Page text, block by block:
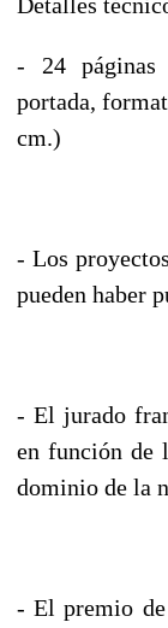
- 24 páginas
portada,
cm.)
- Los
pueden haber
- El jurado
en función de
dominio de la
- El premio